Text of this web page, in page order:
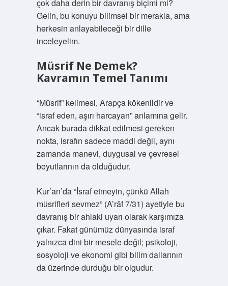
çok daha derin bir davranış biçimi mi?
Gelin, bu konuyu bilimsel bir merakla, ama
herkesin anlayabileceği bir dille
inceleyelim.
Müsrif Ne Demek?
Kavramın Temel Tanımı
“Müsrif” kelimesi, Arapça kökenlidir ve
“israf eden, aşırı harcayan” anlamına gelir.
Ancak burada dikkat edilmesi gereken
nokta, israfın sadece maddi değil, aynı
zamanda manevi, duygusal ve çevresel
boyutlarının da olduğudur.
Kur’an’da “İsraf etmeyin, çünkü Allah
müsrifleri sevmez” (A’râf 7/31) ayetiyle bu
davranış bir ahlaki uyarı olarak karşımıza
çıkar. Fakat günümüz dünyasında israf
yalnızca dini bir mesele değil; psikoloji,
sosyoloji ve ekonomi gibi bilim dallarının
da üzerinde durduğu bir olgudur.